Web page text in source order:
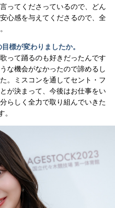
ってくださっているので、どん
心感を与えてくださるので、全
標が変わりましたか。
って踊るのも好きだったんです
な機会がなかったので諦めるし
。ミスコンを通してセント・フ
が決まって、今後はお仕事をい
らしく全力で取り組んでいきた
。